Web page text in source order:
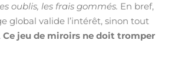
oublis, les frais gommés. En bref,
global valide l’intérêt, sinon tout
Ce jeu de miroirs ne doit tromper